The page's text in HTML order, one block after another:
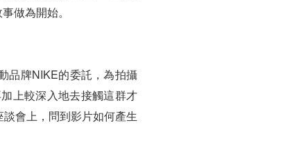
做為開始。
品牌NIKE的委託，為拍攝
上較深入地去接觸這群才
會上，問到影片如何產生